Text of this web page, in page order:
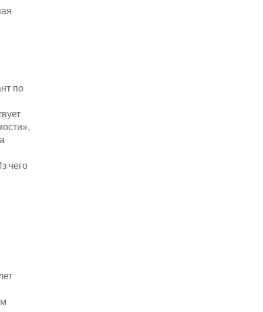
по
чего